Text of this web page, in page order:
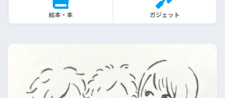
絵本・本 ガジェット